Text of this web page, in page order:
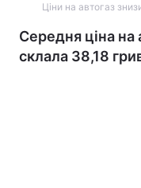
Ціни на автогаз
Середня ціна на
склала 38,18